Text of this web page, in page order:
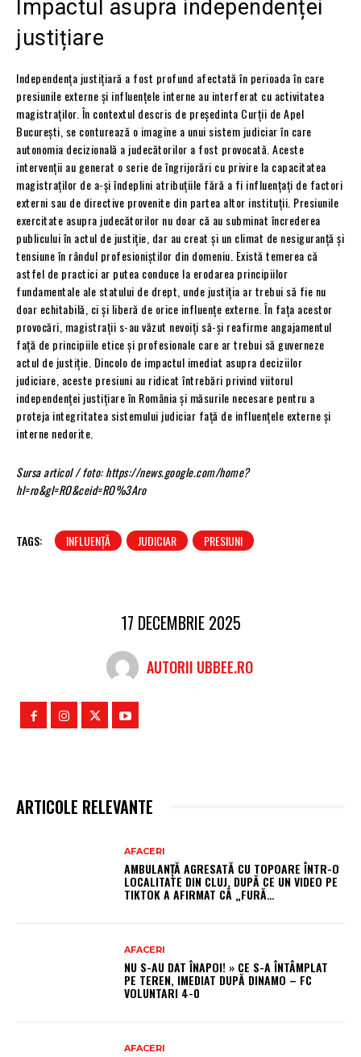
Impactul asupra independenței
justițiare
Independența justițiară a fost profund afectată în perioada în care
presiunile externe și influențele interne au interferat cu activitatea
magistraților. În contextul descris de președinta Curții de Apel
București, se conturează o imagine a unui sistem judiciar în care
autonomia decizională a judecătorilor a fost provocată. Aceste
intervenții au generat o serie de îngrijorări cu privire la capacitatea
magistraților de a-și îndeplini atribuțiile fără a fi influențați de factori
externi sau de directive provenite din partea altor instituții. Presiunile
exercitate asupra judecătorilor nu doar că au subminat încrederea
publicului în actul de justiție, dar au creat și un climat de nesiguranță și
tensiune în rândul profesioniștilor din domeniu. Există temerea că
astfel de practici ar putea conduce la erodarea principiilor
fundamentale ale statului de drept, unde justiția ar trebui să fie nu
doar echitabilă, ci și liberă de orice influențe externe. În fața acestor
provocări, magistrații s-au văzut nevoiți să-și reafirme angajamentul
față de principiile etice și profesionale care ar trebui să guverneze
actul de justiție. Dincolo de impactul imediat asupra deciziilor
judiciare, aceste presiuni au ridicat întrebări privind viitorul
independenței justițiare în România și măsurile necesare pentru a
proteja integritatea sistemului judiciar față de influențele externe și
interne nedorite.
Sursa articol / foto: https://news.google.com/home?
hl=ro&gl=RO&ceid=RO%3Aro
TAGS: INFLUENȚĂ JUDICIAR PRESIUNI
17 DECEMBRIE 2025
AUTORII UBBEE.RO
ARTICOLE RELEVANTE
AFACERI
AMBULANȚĂ AGRESATĂ CU TOPOARE ÎNTR-O
LOCALITATE DIN CLUJ, DUPĂ CE UN VIDEO PE
TIKTOK A AFIRMAT CĂ „FURĂ…
AFACERI
NU S-AU DAT ÎNAPOI! » CE S-A ÎNTÂMPLAT
PE TEREN, IMEDIAT DUPĂ DINAMO – FC
VOLUNTARI 4-0
AFACERI